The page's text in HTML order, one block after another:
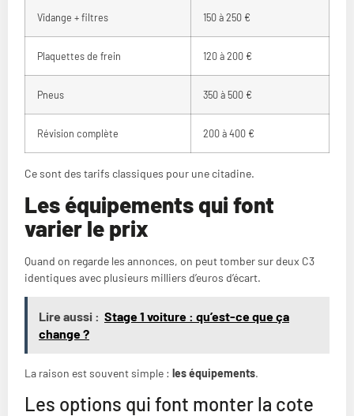
Vidange + filtres 150 à 250 €
Plaquettes de frein 120 à 200 €
Pneus 350 à 500 €
Révision complète 200 à 400 €
Ce sont des tarifs classiques pour une citadine.
Les équipements qui font
varier le prix
Quand on regarde les annonces, on peut tomber sur deux C3
identiques avec plusieurs milliers d’euros d’écart.
Lire aussi : Stage 1 voiture : qu’est-ce que ça
change ?
La raison est souvent simple : les équipements.
Les options qui font monter la cote